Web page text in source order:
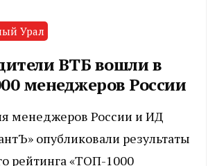
Урал
ВТБ вошли в
менеджеров России
менеджеров России и ИД
опубликовали результаты
рейтинга «ТОП-1000